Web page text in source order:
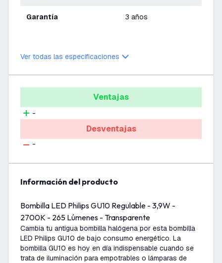
Garantía 3 años
Ver todas las especificaciones
Ventajas
-
Desventajas
-
información del producto
Bombilla LED Philips GU10 Regulable - 3,9W -
2700K - 265 Lúmenes - Transparente
Cambia tu antigua bombilla halógena por esta bombilla
LED Philips GU10 de bajo consumo energético. La
bombilla GU10 es hoy en día indispensable cuando se
trata de iluminación para empotrables o lámparas de